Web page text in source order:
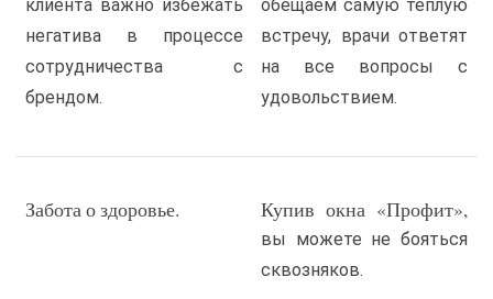
клиента важно избежать
негатива в процессе
сотрудничества с
брендом.
обещаем самую теплую
встречу, врачи ответят
на все вопросы с
удовольствием.
Забота о здоровье. Купив окна «Профит»,
вы можете не бояться
сквозняков.